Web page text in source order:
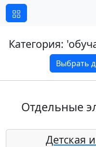
Категория: '
Выбрать
Отдельные
Детская